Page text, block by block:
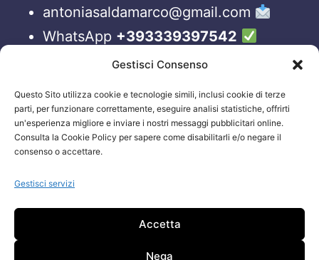
Gestisci Consenso
Questo Sito utilizza cookie e tecnologie simili, inclusi cookie di terze
parti, per funzionare correttamente, eseguire analisi statistiche, offrirti
un'esperienza migliore e inviare i nostri messaggi pubblicitari online.
Consulta la Cookie Policy per sapere come disabilitarli e/o negare il
consenso o accettare.
Gestisci servizi
Accetta
Nega
antoniasaldamarco@gmail.com
WhatsApp +393339397542
ORARI APERTURA UFFICI
Lun-Ven 09:00 – 19:00
Siamo sempre attivi e online sui nostri social.
Non esiti a contattarci, anche fuori gli orari
sopraelencati via email.
Attenzione: Si riceve solo su appuntamento.